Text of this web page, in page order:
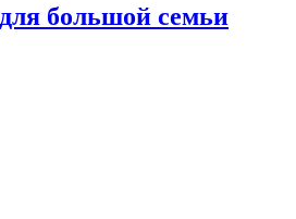
большой семьи